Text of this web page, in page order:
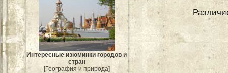
Интересные изюминки городов и
стран
[География и природа]